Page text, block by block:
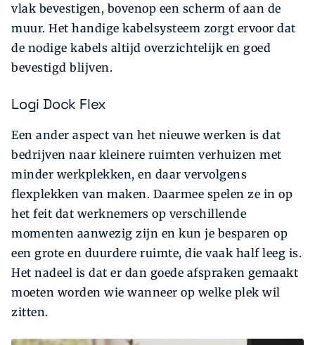
vlak bevestigen, bovenop een scherm of aan de
muur. Het handige kabelsysteem zorgt ervoor dat
de nodige kabels altijd overzichtelijk en goed
bevestigd blijven.
Logi Dock Flex
Een ander aspect van het nieuwe werken is dat
bedrijven naar kleinere ruimten verhuizen met
minder werkplekken, en daar vervolgens
flexplekken van maken. Daarmee spelen ze in op
het feit dat werknemers op verschillende
momenten aanwezig zijn en kun je besparen op
een grote en duurdere ruimte, die vaak half leeg is.
Het nadeel is dat er dan goede afspraken gemaakt
moeten worden wie wanneer op welke plek wil
zitten.